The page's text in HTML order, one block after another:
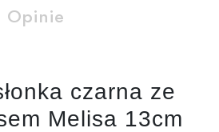
Opinie
czarna ze
Melisa 13cm